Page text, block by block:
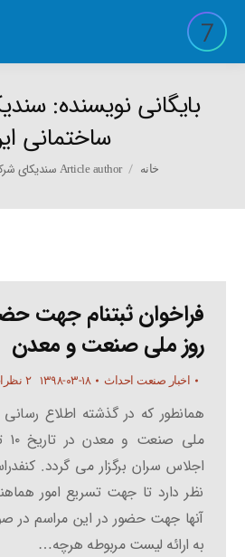
بایگانی نویسنده:
ساختمانی
You are here:
خانه Article author سندیکای شرکتهای ساختمانی ایران
فراخوان ثبتنام جهت
روز ملی صنعت و معدن
اخبار صنعت احداث ۱۳۹۸-۰۳-۱۸ ۲ نظرات
همانطور که در گذشته اطلاع
اجلاس سران برگزار می گردد.
نظر دارد تا جهت تسریع امور
آنها جهت حضور در این مراسم در
به ارائه لیست مربوطه هرچه…